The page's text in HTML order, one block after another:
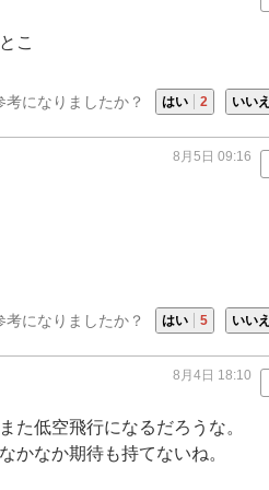
こ
考になりましたか？ はい 2 いいえ
8月5日 09:16
考になりましたか？ はい 5 いいえ
8月4日 18:10
た低空飛行になるだろうな。
かなか期待も持てないね。